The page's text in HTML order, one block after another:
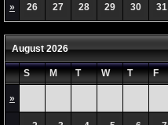
» 26 27 28 29 30 31
August 2026
S M T W T F
»